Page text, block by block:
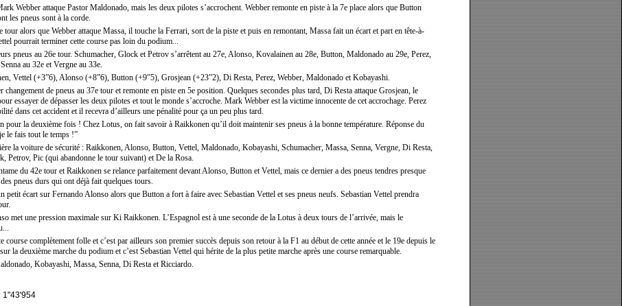
Webber attaque Pastor Maldonado, mais les deux pilotes s’accrochent. Webber remonte en piste à la 7e place alors que Button
les pneus sont à la corde.
tour alors que Webber attaque Massa, il touche la Ferrari, sort de la piste et puis en remontant, Massa fait un écart et part en tête-à-
pourrait terminer cette course pas loin du podium...
pneus au 26e tour. Schumacher, Glock et Petrov s’arrêtent au 27e, Alonso, Kovalainen au 28e, Button, Maldonado au 29e, Perez,
au 32e et Vergne au 33e.
Vettel (+3”6), Alonso (+8”6), Button (+9”5), Grosjean (+23”2), Di Resta, Perez, Webber, Maldonado et Kobayashi.
changement de pneus au 37e tour et remonte en piste en 5e position. Quelques secondes plus tard, Di Resta attaque Grosjean, le
essayer de dépasser les deux pilotes et tout le monde s’accroche. Mark Webber est la victime innocente de cet accrochage. Perez
dans cet accident et il recevra d’ailleurs une pénalité pour ça un peu plus tard.
pour la deuxième fois ! Chez Lotus, on fait savoir à Raikkonen qu’il doit maintenir ses pneus à la bonne température. Réponse du
le fais tout le temps !”
la voiture de sécurité : Raikkonen, Alonso, Button, Vettel, Maldonado, Kobayashi, Schumacher, Massa, Senna, Vergne, Di Resta,
Petrov, Pic (qui abandonne le tour suivant) et De la Rosa.
du 42e tour et Raikkonen se relance parfaitement devant Alonso, Button et Vettel, mais ce dernier a des pneus tendres presque
pneus durs qui ont déjà fait quelques tours.
petit écart sur Fernando Alonso alors que Button a fort à faire avec Sebastian Vettel et ses pneus neufs. Sebastian Vettel prendra
met une pression maximale sur Ki Raikkonen. L’Espagnol est à une seconde de la Lotus à deux tours de l’arrivée, mais le
course complètement folle et c’est par ailleurs son premier succès depuis son retour à la F1 au début de cette année et le 19e depuis le
la deuxième marche du podium et c’est Sebastian Vettel qui hérite de la plus petite marche après une course remarquable.
Kobayashi, Massa, Senna, Di Resta et Ricciardo.
1"43'954